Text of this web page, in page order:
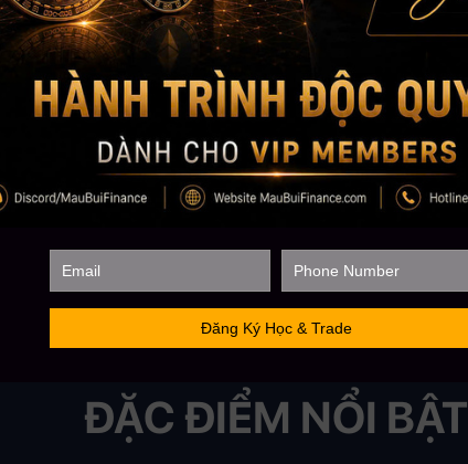
NGƯỜI BẬN RỘN MUỐN TỐI ƯU
THỜI GIAN
Người bận rộn muốn tối ưu thời gian học
nhưng vẫn có khả năng thực chiến và
kiếm lợi nhuận.
ĐẶC ĐIỂM NỔI BẬT